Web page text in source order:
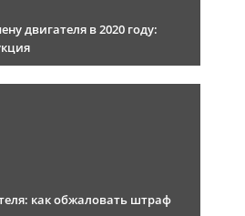
двигателя в 2020 году:
как обжаловать штраф